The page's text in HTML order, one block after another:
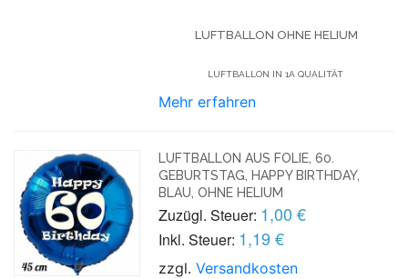
LUFTBALLON OHNE HELIUM
LUFTBALLON IN 1A QUALITÄT
Mehr erfahren
LUFTBALLON AUS FOLIE, 60.
GEBURTSTAG, HAPPY BIRTHDAY,
BLAU, OHNE HELIUM
Zuzügl. Steuer: 1,00 €
Inkl. Steuer: 1,19 €
zzgl.Versandkosten